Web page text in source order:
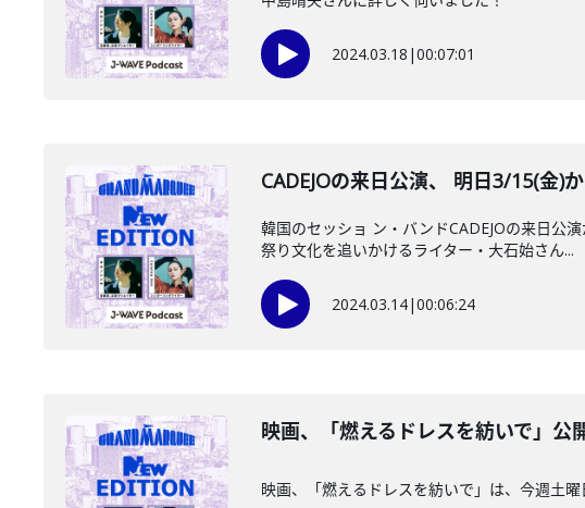
2024.03.18 |00:07:01
CADEJOの来日公演、 明日3/15(金)
韓国のセッショ ン・バンドCADEJOの来日公
祭り文化を追いかけるライター・大石始さん...
2024.03.14|00:06:24
映画、「燃えるドレスを紡いで」
映画、「燃えるドレスを紡いで」は、今週土